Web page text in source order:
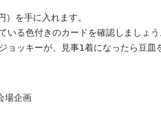
を手に入れます。
いる色付きのカードを確認しましょ
ョッキーが、見事1着になったら豆皿
場企画